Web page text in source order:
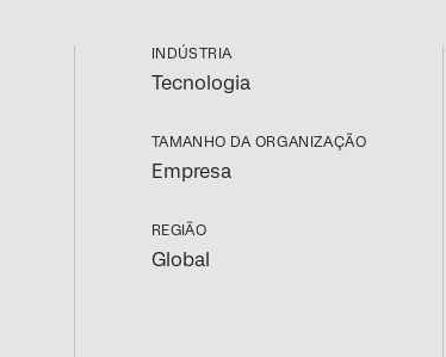
INDÚSTRIA
Tecnologia
TAMANHO DA ORGANIZAÇÃO
Empresa
REGIÃO
Global